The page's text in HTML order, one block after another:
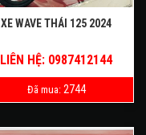
XE WAVE THÁI 125 2024
LIÊN HỆ: 0987412144
Đã mua: 2744